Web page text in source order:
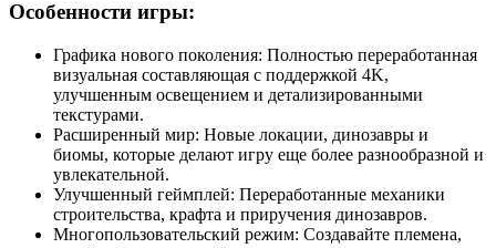
Особенности игры:
Графика нового поколения: Полностью переработанная
визуальная составляющая с поддержкой 4K,
улучшенным освещением и детализированными
текстурами.
Расширенный мир: Новые локации, динозавры и
биомы, которые делают игру еще более разнообразной и
увлекательной.
Улучшенный геймплей: Переработанные механики
строительства, крафта и приручения динозавров.
Многопользовательский режим: Создавайте племена,